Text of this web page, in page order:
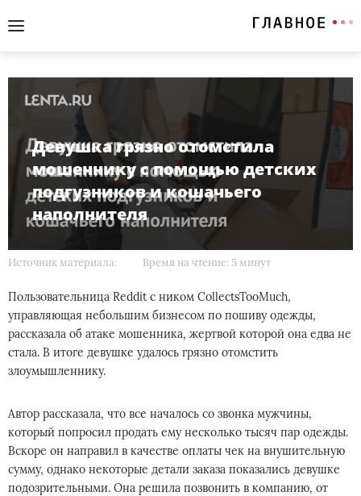
Девушка грязно отомстила
мошеннику с помощью детских
подгузников и кошачьего
наполнителя
Источник материала: Время на чтение: 5 минут
Пользовательница Reddit с ником CollectsTooMuch,
управляющая небольшим бизнесом по пошиву одежды,
рассказала об атаке мошенника, жертвой которой она едва не
стала. В итоге девушке удалось грязно отомстить
злоумышленнику.
Автор рассказала, что все началось со звонка мужчины,
который попросил продать ему несколько тысяч пар одежды.
Вскоре он направил в качестве оплаты чек на внушительную
сумму, однако некоторые детали заказа показались девушке
подозрительными. Она решила позвонить в компанию, от